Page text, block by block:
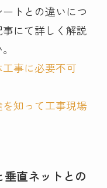
トとの違いにつ
にて詳しく解説
事に必要不可
知って工事現場
垂直ネットとの